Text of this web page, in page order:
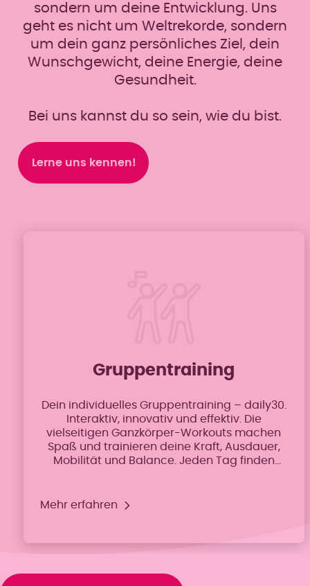
sondern um deine Entwicklung. Uns
geht es nicht um Weltrekorde, sondern
um dein ganz persönliches Ziel, dein
Wunschgewicht, deine Energie, deine
Gesundheit.
Bei uns kannst du so sein, wie du bist.
Lerne uns kennen!
Gruppen­training
Dein individuelles Gruppentraining – daily30.
Interaktiv, innovativ und effektiv. Die
vielseitigen Ganzkörper-Workouts machen
Spaß und trainieren deine Kraft, Ausdauer,
Mobilität und Balance. Jeden Tag finden
Egal ob Einsteigerin oder Fortgeschrittene –
Mehr erfahren